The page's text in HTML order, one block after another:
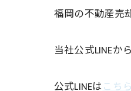
福岡の不動産売
当社公式LINEか
公式LINEはこちら